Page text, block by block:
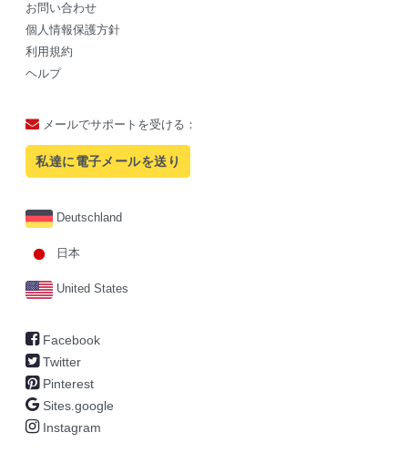
お問い合わせ
個人情報保護方針
利用規約
ヘルプ
メールでサポートを受ける：
私達に電子メールを送り
Deutschland
日本
United States
Facebook
Twitter
Pinterest
Sites.google
Instagram